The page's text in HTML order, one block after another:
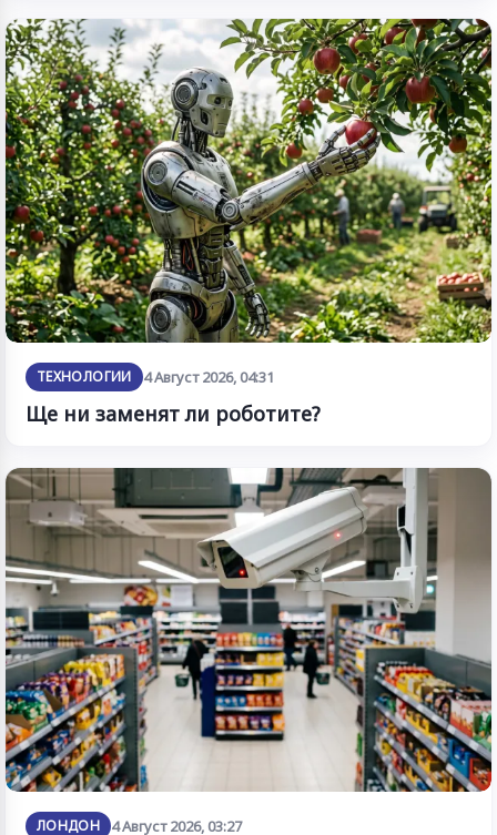
ТЕХНОЛОГИИ 4 Август 2026, 04:31
Ще ни заменят ли роботите?
ЛОНДОН 4 Август 2026, 03:27